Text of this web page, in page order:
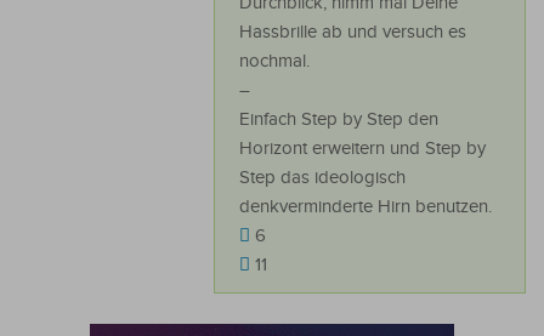
Hassbrille ab und versuch es
nochmal.
–
Einfach Step by Step den
Horizont erweitern und Step by
Step das ideologisch
denkverminderte Hirn benutzen.
6
11